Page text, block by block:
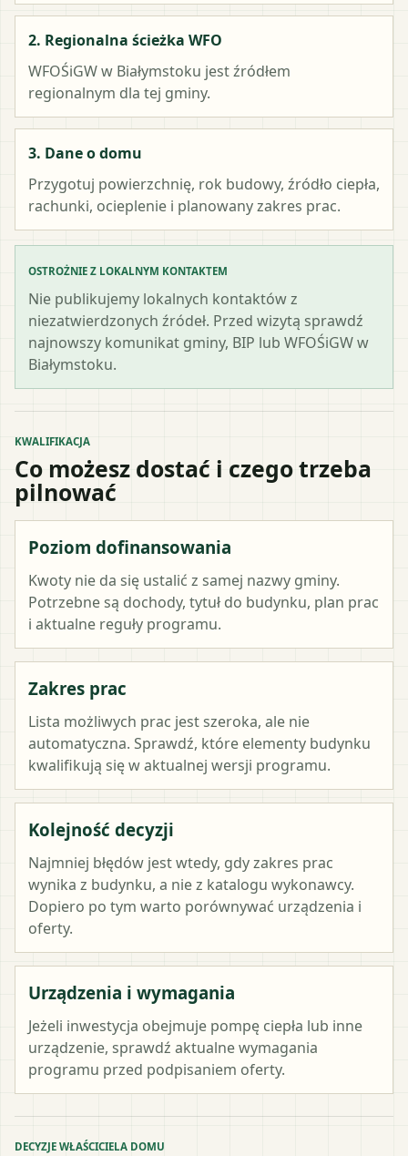
2. Regionalna ścieżka WFO
WFOŚiGW w Białymstoku jest źródłem
regionalnym dla tej gminy.
3. Dane o domu
Przygotuj powierzchnię, rok budowy, źródło ciepła,
rachunki, ocieplenie i planowany zakres prac.
OSTROŻNIE Z LOKALNYM KONTAKTEM
Nie publikujemy lokalnych kontaktów z
niezatwierdzonych źródeł. Przed wizytą sprawdź
najnowszy komunikat gminy, BIP lub WFOŚiGW w
Białymstoku.
KWALIFIKACJA
Co możesz dostać i czego trzeba
pilnować
Poziom dofinansowania
Kwoty nie da się ustalić z samej nazwy gminy.
Potrzebne są dochody, tytuł do budynku, plan prac
i aktualne reguły programu.
Zakres prac
Lista możliwych prac jest szeroka, ale nie
automatyczna. Sprawdź, które elementy budynku
kwalifikują się w aktualnej wersji programu.
Kolejność decyzji
Najmniej błędów jest wtedy, gdy zakres prac
wynika z budynku, a nie z katalogu wykonawcy.
Dopiero po tym warto porównywać urządzenia i
oferty.
Urządzenia i wymagania
Jeżeli inwestycja obejmuje pompę ciepła lub inne
urządzenie, sprawdź aktualne wymagania
programu przed podpisaniem oferty.
DECYZJE WŁAŚCICIELA DOMU